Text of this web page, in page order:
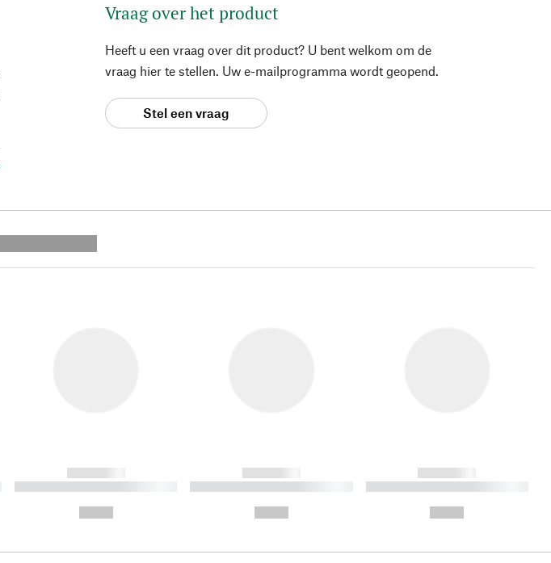
Vraag over het product
Heeft u een vraag over dit product? U bent welkom om de
vraag hier te stellen. Uw e-mailprogramma wordt geopend.
Stel een vraag
------------
----------- ----------- ----------
------------
----------- ----------- ----------
------------
----------- ----------- ----------